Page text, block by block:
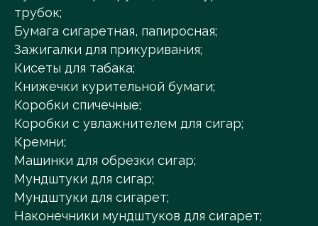
трубок;
Бумага сигаретная, папиросная;
Зажигалки для прикуривания;
Кисеты для табака;
Книжечки курительной бумаги;
Коробки спичечные;
Коробки с увлажнителем для сигар;
Кремни;
Машинки для обрезки сигар;
Мундштуки для сигар;
Мундштуки для сигарет;
Наконечники мундштуков для сигарет;